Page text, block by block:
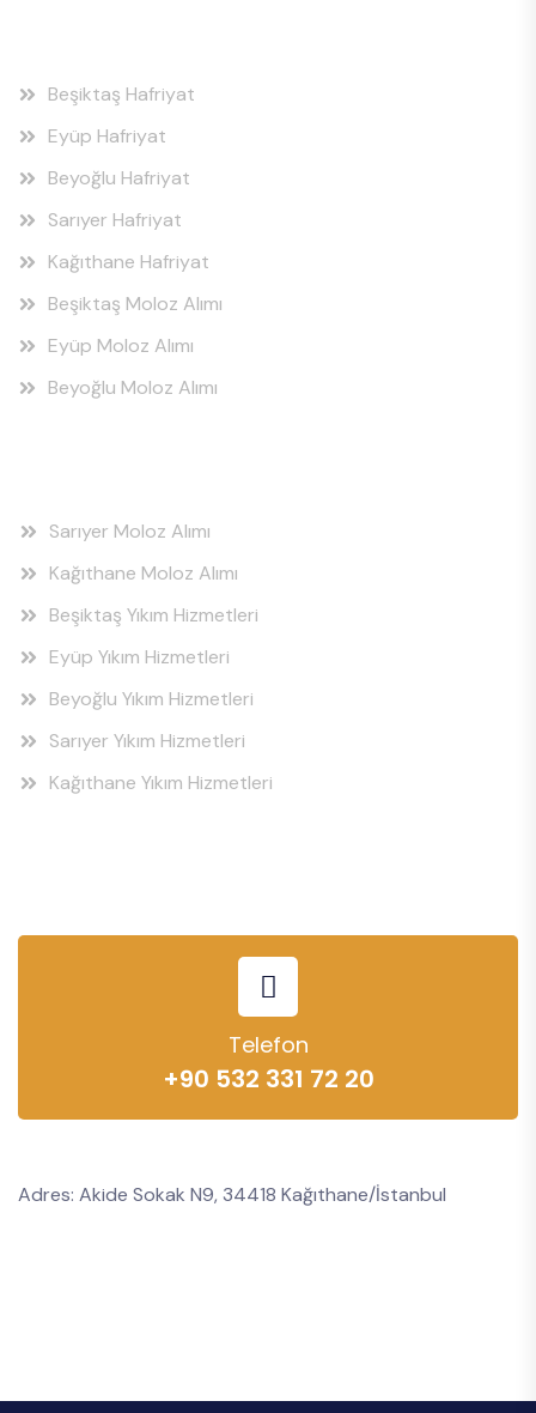
Beşiktaş Hafriyat
Eyüp Hafriyat
Beyoğlu Hafriyat
Sarıyer Hafriyat
Kağıthane Hafriyat
Beşiktaş Moloz Alımı
Eyüp Moloz Alımı
Beyoğlu Moloz Alımı
Sarıyer Moloz Alımı
Kağıthane Moloz Alımı
Beşiktaş Yıkım Hizmetleri
Eyüp Yıkım Hizmetleri
Beyoğlu Yıkım Hizmetleri
Sarıyer Yıkım Hizmetleri
Kağıthane Yıkım Hizmetleri
Telefon
+90 532 331 72 20
Adres: Akide Sokak N9, 34418 Kağıthane/İstanbul